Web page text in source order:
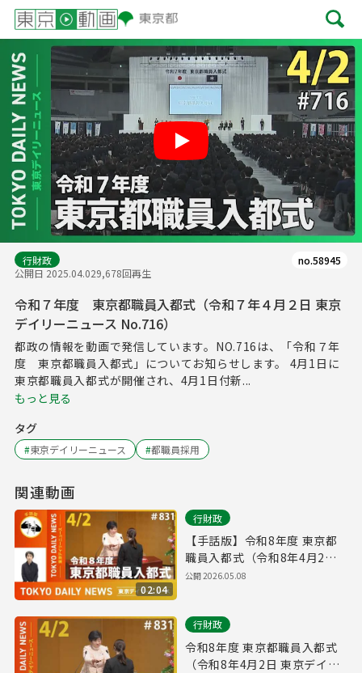
Play
行財政
公開日 2025.04.029,678回再生
no.58945
令和７年度 東京都職員入都式（令和７年４月２日 東京
デイリーニュース No.716）
都政の情報を動画で発信しています。NO.716は、「令和７年
度 東京都職員入都式」についてお知らせします。 4月1日に
東京都職員入都式が開催され、4月1日付新...
もっと見る
タグ
#東京デイリーニュース #都職員採用
関連動画
02:04
行財政
【手話版】令和8年度 東京都
職員入都式（令和8年4月2日
東京デイリーニュース
公開2026.05.08
行財政
令和8年度 東京都職員入都式
（令和8年4月2日 東京デイリ